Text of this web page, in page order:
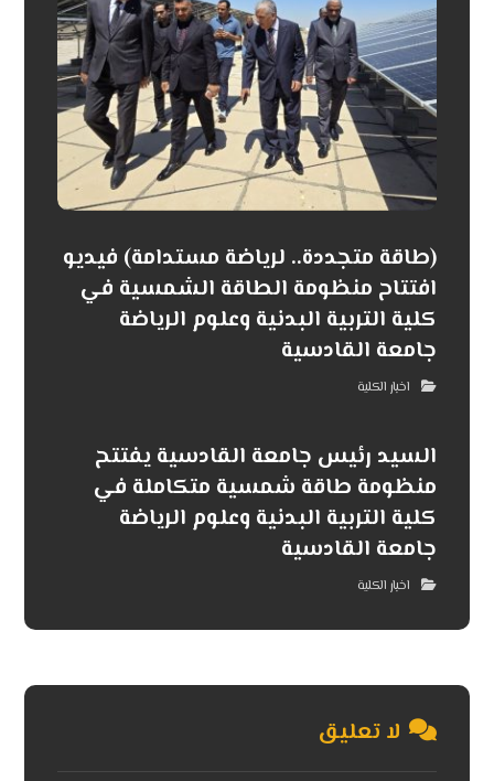
(طاقة متجددة.. لرياضة مستدامة) فيديو
افتتاح منظومة الطاقة الشمسية في
كلية التربية البدنية وعلوم الرياضة
جامعة القادسية
اخبار الكلية
السيد رئيس جامعة القادسية يفتتح
منظومة طاقة شمسية متكاملة في
كلية التربية البدنية وعلوم الرياضة
جامعة القادسية
اخبار الكلية
لا تعليق